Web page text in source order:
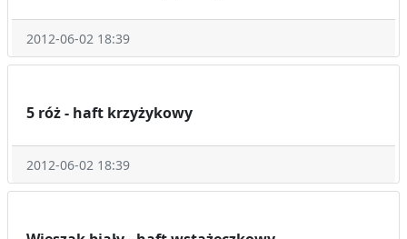
2012-06-02 18:39
5 róż - haft krzyżykowy
2012-06-02 18:39